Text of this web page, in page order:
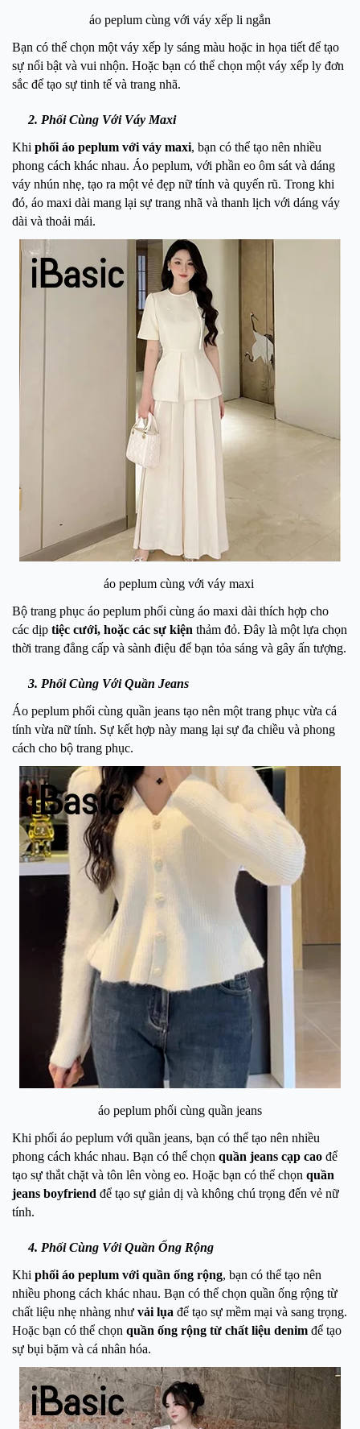
áo peplum cùng với váy xếp li ngắn
Bạn có thể chọn một váy xếp ly sáng màu hoặc in họa tiết để tạo
sự nổi bật và vui nhộn. Hoặc bạn có thể chọn một váy xếp ly đơn
sắc để tạo sự tinh tế và trang nhã.
2. Phối Cùng Với Váy Maxi
Khi phối áo peplum với váy maxi, bạn có thể tạo nên nhiều
phong cách khác nhau. Áo peplum, với phần eo ôm sát và dáng
váy nhún nhẹ, tạo ra một vẻ đẹp nữ tính và quyến rũ. Trong khi
đó, áo maxi dài mang lại sự trang nhã và thanh lịch với dáng váy
dài và thoải mái.
áo peplum cùng với váy maxi
Bộ trang phục áo peplum phối cùng áo maxi dài thích hợp cho
các dịp tiệc cưới, hoặc các sự kiện thảm đỏ. Đây là một lựa chọn
thời trang đẳng cấp và sành điệu để bạn tỏa sáng và gây ấn tượng.
3. Phối Cùng Với Quần Jeans
Áo peplum phối cùng quần jeans tạo nên một trang phục vừa cá
tính vừa nữ tính. Sự kết hợp này mang lại sự đa chiều và phong
cách cho bộ trang phục.
áo peplum phối cùng quần jeans
Khi phối áo peplum với quần jeans, bạn có thể tạo nên nhiều
phong cách khác nhau. Bạn có thể chọn quần jeans cạp cao để
tạo sự thắt chặt và tôn lên vòng eo. Hoặc bạn có thể chọn quần
jeans boyfriend để tạo sự giản dị và không chú trọng đến vẻ nữ
tính.
4. Phối Cùng Với Quần Ống Rộng
Khi phối áo peplum với quần ống rộng, bạn có thể tạo nên
nhiều phong cách khác nhau. Bạn có thể chọn quần ống rộng từ
chất liệu nhẹ nhàng như vải lụa để tạo sự mềm mại và sang trọng.
Hoặc bạn có thể chọn quần ống rộng từ chất liệu denim để tạo
sự bụi bặm và cá nhân hóa.